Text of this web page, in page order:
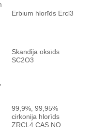
Erbium hlorīds Ercl3
Skandija oksīds
SC2O3
99,9%, 99,95%
cirkonija hlorīds
ZRCL4 CAS NO